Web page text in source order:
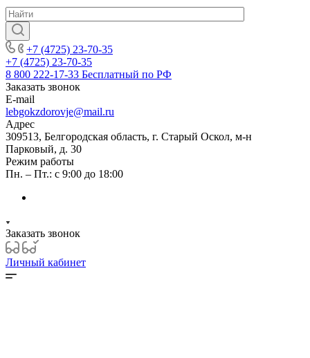
+7 (4725) 23-70-35
+7 (4725) 23-70-35
8 800 222-17-33 Бесплатный по РФ
Заказать звонок
E-mail
lebgokzdorovje@mail.ru
Адрес
309513, Белгородская область, г. Старый Оскол, м-н
Парковый, д. 30
Режим работы
Пн. – Пт.: с 9:00 до 18:00
Заказать звонок
Личный кабинет